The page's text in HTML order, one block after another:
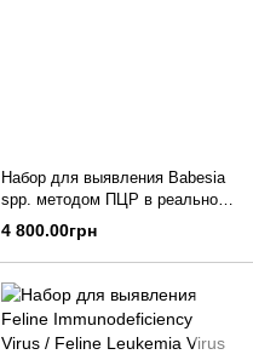
Набор для выявления Babesia
spp. методом ПЦР в реальном
времени, уп. 8 шт.
4 800.00грн